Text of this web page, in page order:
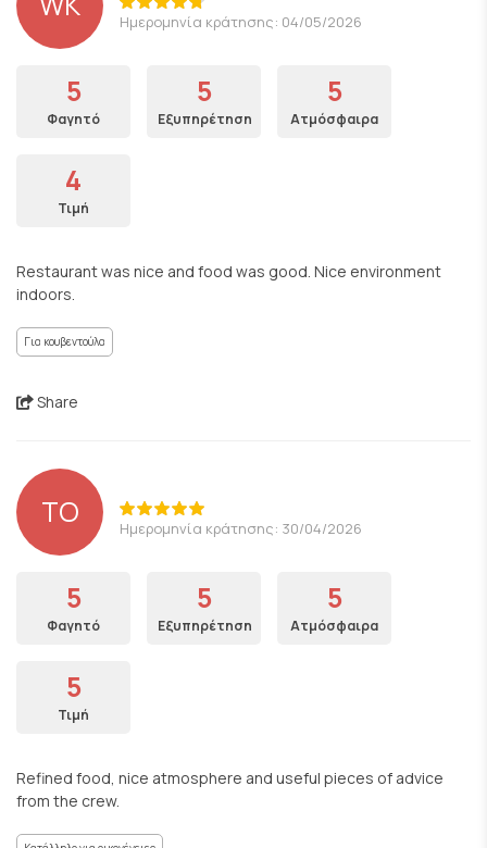
Ημερομηνία κράτησης: 04/05/2026
5
Φαγητό
5
Εξυπηρέτηση
5
Ατμόσφαιρα
4
Τιμή
Restaurant was nice and food was good. Nice environment
indoors.
Για κουβεντούλα
Share
TO Ημερομηνία κράτησης: 30/04/2026
5
Φαγητό
5
Εξυπηρέτηση
5
Ατμόσφαιρα
5
Τιμή
Refined food, nice atmosphere and useful pieces of advice
from the crew.